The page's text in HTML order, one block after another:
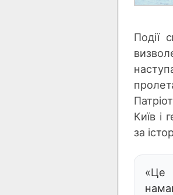
Події
Київ і
за
«Це